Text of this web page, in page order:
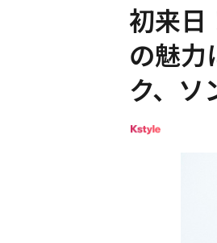
初来日
の魅
ク、ソ